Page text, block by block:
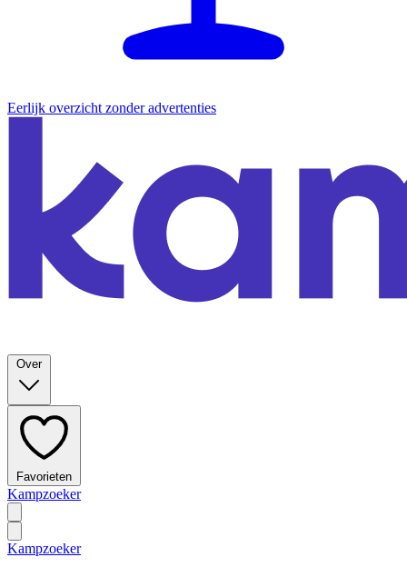
Eerlijk overzicht zonder advertenties
Over
Favorieten
Kampzoeker
Kampzoeker